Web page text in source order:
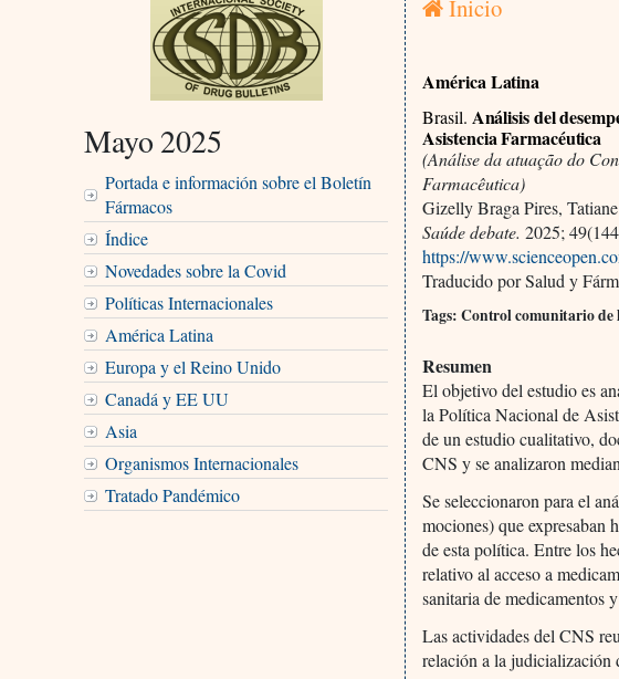
Mayo 2025
Portada e información sobre el Boletín
Fármacos
Índice
Novedades sobre la Covid
Políticas Internacionales
América Latina
Europa y el Reino Unido
Canadá y EE UU
Asia
Organismos Internacionales
Tratado Pandémico
Inicio
América Latina
Brasil. Análisis del
Asistencia Farmacéutica
(Análise da atuação do
Farmacêutica)
Gizelly Braga Pires,
Saúde debate. 2025;
https://
Traducido por Salud y
Tags: Control comunitario de
Resumen
El objetivo del estudio es
la Política Nacional de
de un estudio cualitativo,
CNS y se analizaron
Se seleccionaron para el
mociones) que expresaban
de esta política. Entre los
relativo al acceso a
sanitaria de medicamentos
Las actividades del CNS
relación a la judicialización